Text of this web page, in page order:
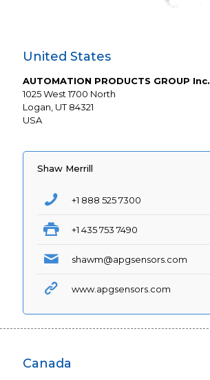
United States
AUTOMATION PRODUCTS GROUP Inc.
1025 West 1700 North
Logan, UT 84321
USA
Shaw Merrill
+1 888 525 7300
+1 435 753 7490
shawm@apgsensors.com
www.apgsensors.com
Canada